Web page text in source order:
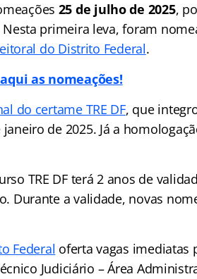
25 de julho de 2025,
primeira leva, foram
do Distrito Federal.
as nomeações!
do certame TRE DF, que
de 2025. Já a
TRE DF terá 2 anos de
Durante a validade, novas
Federal oferta vagas imediatas
Judiciário – Área